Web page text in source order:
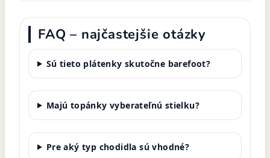
FAQ – najčastejšie otázky
Sú tieto plátenky skutočne barefoot?
Majú topánky vyberateľnú stielku?
Pre aký typ chodidla sú vhodné?